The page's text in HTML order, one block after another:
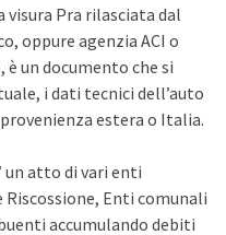
Pra rilasciata dal
oppure agenzia ACI o
un documento che si
i dati tecnici dell’auto
estera o Italia.
un atto di vari enti
Enti comunali
accumulando debiti